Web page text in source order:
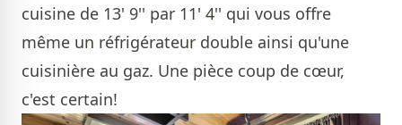
cuisine de 13' 9'' par 11' 4'' qui vous offre
même un réfrigérateur double ainsi qu'une
cuisinière au gaz. Une pièce coup de cœur,
c'est certain!